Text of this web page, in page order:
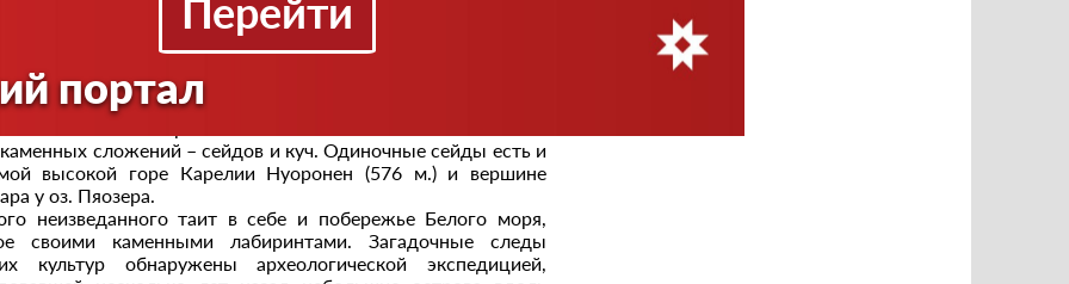
материальной культуры, послужили своего рода
духовной культуры. В горной части района обнаружены
священные камни древних саамов. Кивакка – одна из трех
вершин Карелии (почти 499,5 м.)
paanajarvi/rus/3.html
сложений – сейдов и куч. Одиночные сейды есть и
высокой горе Карелии Нуоронен (576 м.) и вершине
у оз. Пяозера.
неизведанного таит в себе и побережье Белого моря,
своими каменными лабиринтами. Загадочные следы
культур обнаружены археологической экспедицией,
портал
Перейти